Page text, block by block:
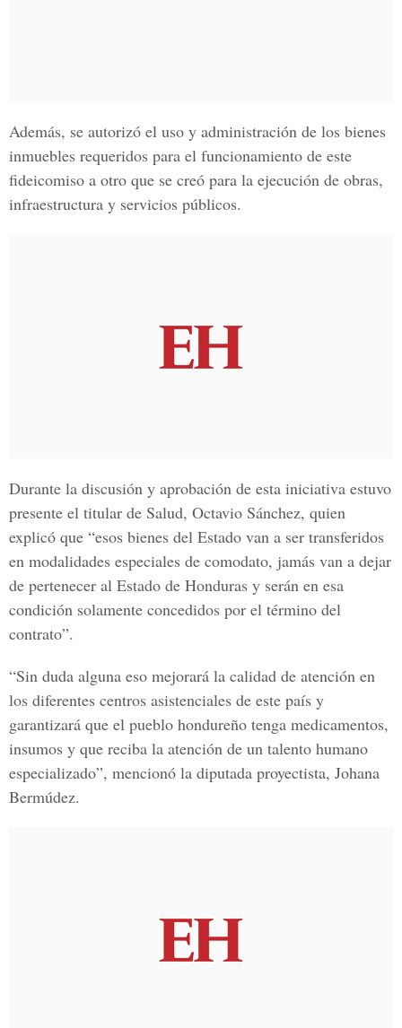
Además, se autorizó el uso y administración de los bienes
inmuebles requeridos para el funcionamiento de este
fideicomiso a otro que se creó para la ejecución de obras,
infraestructura y servicios públicos.
Durante la discusión y aprobación de esta iniciativa estuvo
presente el titular de Salud, Octavio Sánchez, quien
explicó que “esos bienes del Estado van a ser transferidos
en modalidades especiales de comodato, jamás van a dejar
de pertenecer al Estado de Honduras y serán en esa
condición solamente concedidos por el término del
contrato”.
“Sin duda alguna eso mejorará la calidad de atención en
los diferentes centros asistenciales de este país y
garantizará que el pueblo hondureño tenga medicamentos,
insumos y que reciba la atención de un talento humano
especializado”, mencionó la diputada proyectista, Johana
Bermúdez.